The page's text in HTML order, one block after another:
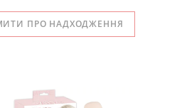
ПРО НАДХОДЖЕННЯ